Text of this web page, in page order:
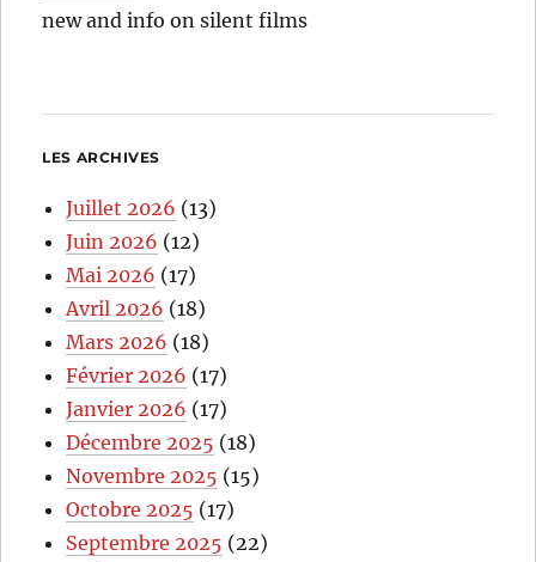
new and info on silent films
LES ARCHIVES
Juillet 2026 (13)
Juin 2026 (12)
Mai 2026 (17)
Avril 2026 (18)
Mars 2026 (18)
Février 2026 (17)
Janvier 2026 (17)
Décembre 2025 (18)
Novembre 2025 (15)
Octobre 2025 (17)
Septembre 2025 (22)